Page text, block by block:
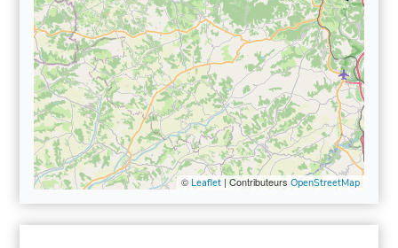
© Leaflet| Contributeurs OpenStreetMap